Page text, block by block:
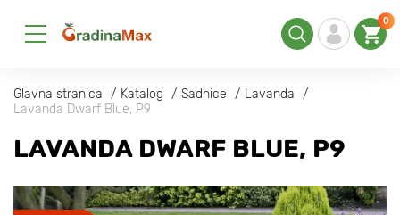
0
Glavna stranica Katalog Sadnice
Lavanda
Lavanda Dwarf Blue, P9
LAVANDA DWARF BLUE, P9